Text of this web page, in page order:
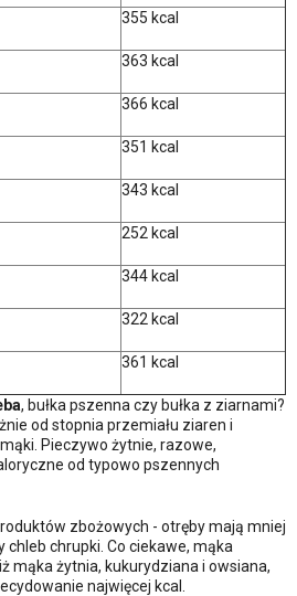
355 kcal
363 kcal
366 kcal
351 kcal
343 kcal
252 kcal
344 kcal
322 kcal
361 kcal
, bułka pszenna czy bułka z ziarnami?
od stopnia przemiału ziaren i
Pieczywo żytnie, razowe,
od typowo pszennych
zbożowych - otręby mają mniej
chleb chrupki. Co ciekawe, mąka
mąka żytnia, kukurydziana i owsiana,
najwięcej kcal.